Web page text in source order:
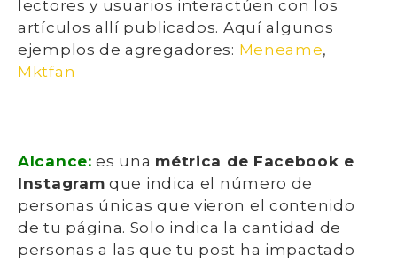
lectores y usuarios interactúen con los
artículos allí publicados. Aquí algunos
ejemplos de agregadores: Meneame,
Mktfan
Alcance: es una métrica de Facebook e
Instagram que indica el número de
personas únicas que vieron el contenido
de tu página. Solo indica la cantidad de
personas a las que tu post ha impactado